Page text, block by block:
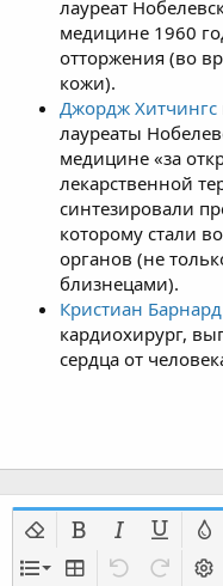
лауреат
медицине 1960
отторжения (во
кожи).
Джордж Хитчингс
лауреаты
медицине «за
лекарственной
синтезировали
которому стали
органов (не
близнецами).
Кристиан Барнард
кардиохирург,
сердца от
УдалитьЖирныйКурсив